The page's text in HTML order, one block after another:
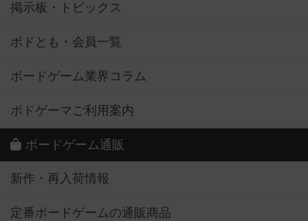
掲示板・トピックス
ボドとも・会員一覧
ボードゲーム業界コラム
ボドゲーマご利用案内
ボードゲーム通販
新作・再入荷情報
定番ボードゲームの通販商品